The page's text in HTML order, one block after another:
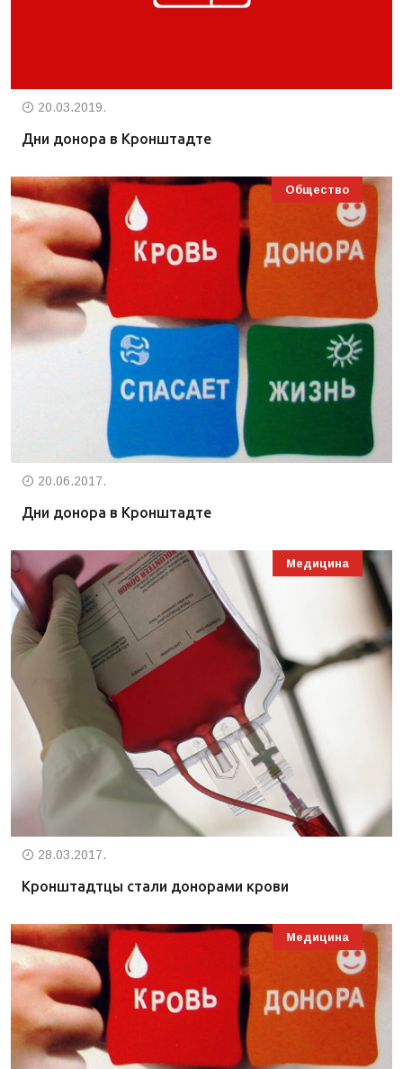
20.03.2019.
Дни донора в Кронштадте
Общество
20.06.2017.
Дни донора в Кронштадте
Медицина
28.03.2017.
Кронштадтцы стали донорами крови
Медицина